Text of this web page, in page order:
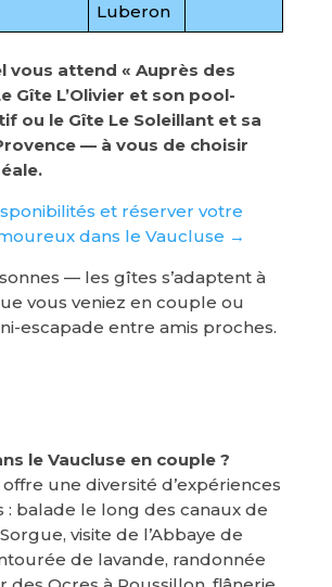
Luberon
vous attend « Auprès des
Gîte L’Olivier et son pool-
ou le Gîte Le Soleillant et sa
— à vous de choisir
et réserver votre
dans le Vaucluse →
— les gîtes s’adaptent à
vous veniez en couple ou
escapade entre amis proches.
le Vaucluse en couple ?
une diversité d’expériences
: balade le long des canaux de
visite de l’Abbaye de
de lavande, randonnée